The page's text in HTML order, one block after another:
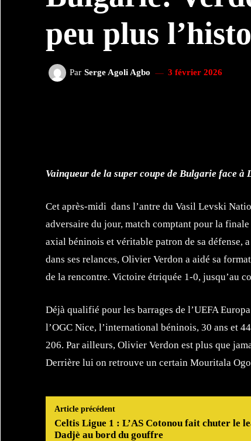
peu plus
Par Serge Agoli Agbo 3 février 2026
Vainqueur de la super coupe de Bulgarie face
Cet après-midi dans l’antre du Vasil Levski
adversaire du jour, match comptant pour la
axial béninois et véritable patron de sa défense,
dans ses relances, Olivier Verdon a aidé sa
de la rencontre. Victoire étriquée 1-0, jusqu’au
Déjà qualifié pour les barrages de l’UEFA
l’OGC Nice, l’international béninois, 30 ans et
206. Par ailleurs, Olivier Verdon est plus que
Derrière lui on retrouve un certain Mouritala
Article précédent
Celtis Ligue 1 : L’AS Cotonou fait chuter le
Dadjè au bord du gouffre